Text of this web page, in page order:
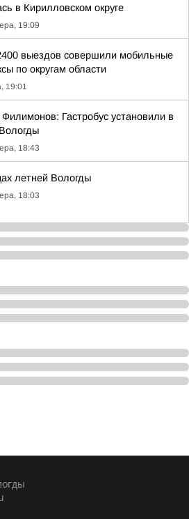
в Кирилловском округе
19:09
выездов совершили мобильные
по округам области
19:01
Филимонов: Гастробус установили в
18:43
летней Вологды
18:03